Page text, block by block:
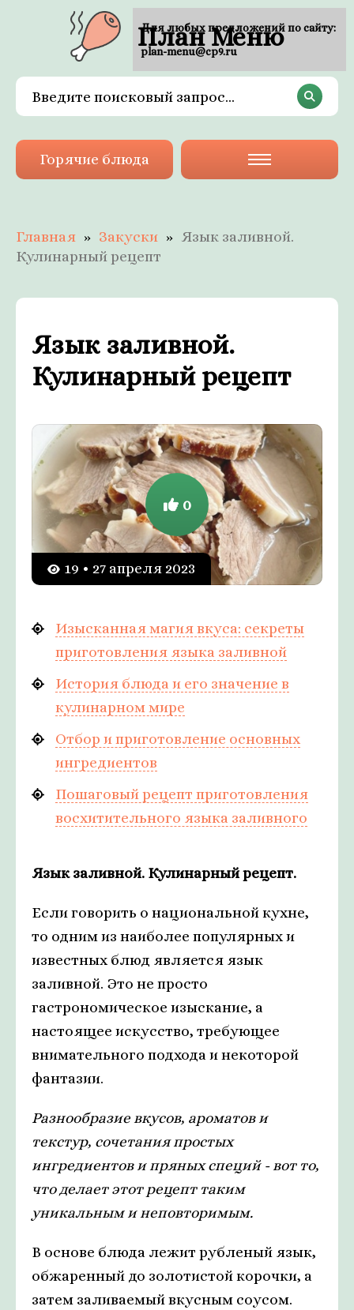
План Меню
Горячие блюда
Главная Закуски
Язык заливной.
Кулинарный рецепт
Язык заливной.
Кулинарный рецепт
19 • 27 апреля 2023
0
Изысканная магия вкуса: секреты
приготовления языка заливной
История блюда и его значение в
кулинарном мире
Отбор и приготовление основных
ингредиентов
Пошаговый рецепт приготовления
восхитительного языка заливного
Язык заливной. Кулинарный рецепт.
Если говорить о национальной кухне,
то одним из наиболее популярных и
известных блюд является язык
заливной. Это не просто
гастрономическое изыскание, а
настоящее искусство, требующее
внимательного подхода и некоторой
фантазии.
Разнообразие вкусов, ароматов и
текстур, сочетания простых
ингредиентов и пряных специй - вот то,
что делает этот рецепт таким
уникальным и неповторимым.
В основе блюда лежит рубленый язык,
обжаренный до золотистой корочки, а
затем заливаемый вкусным соусом.
Для любых предложений по сайту:
plan-menu@cp9.ru